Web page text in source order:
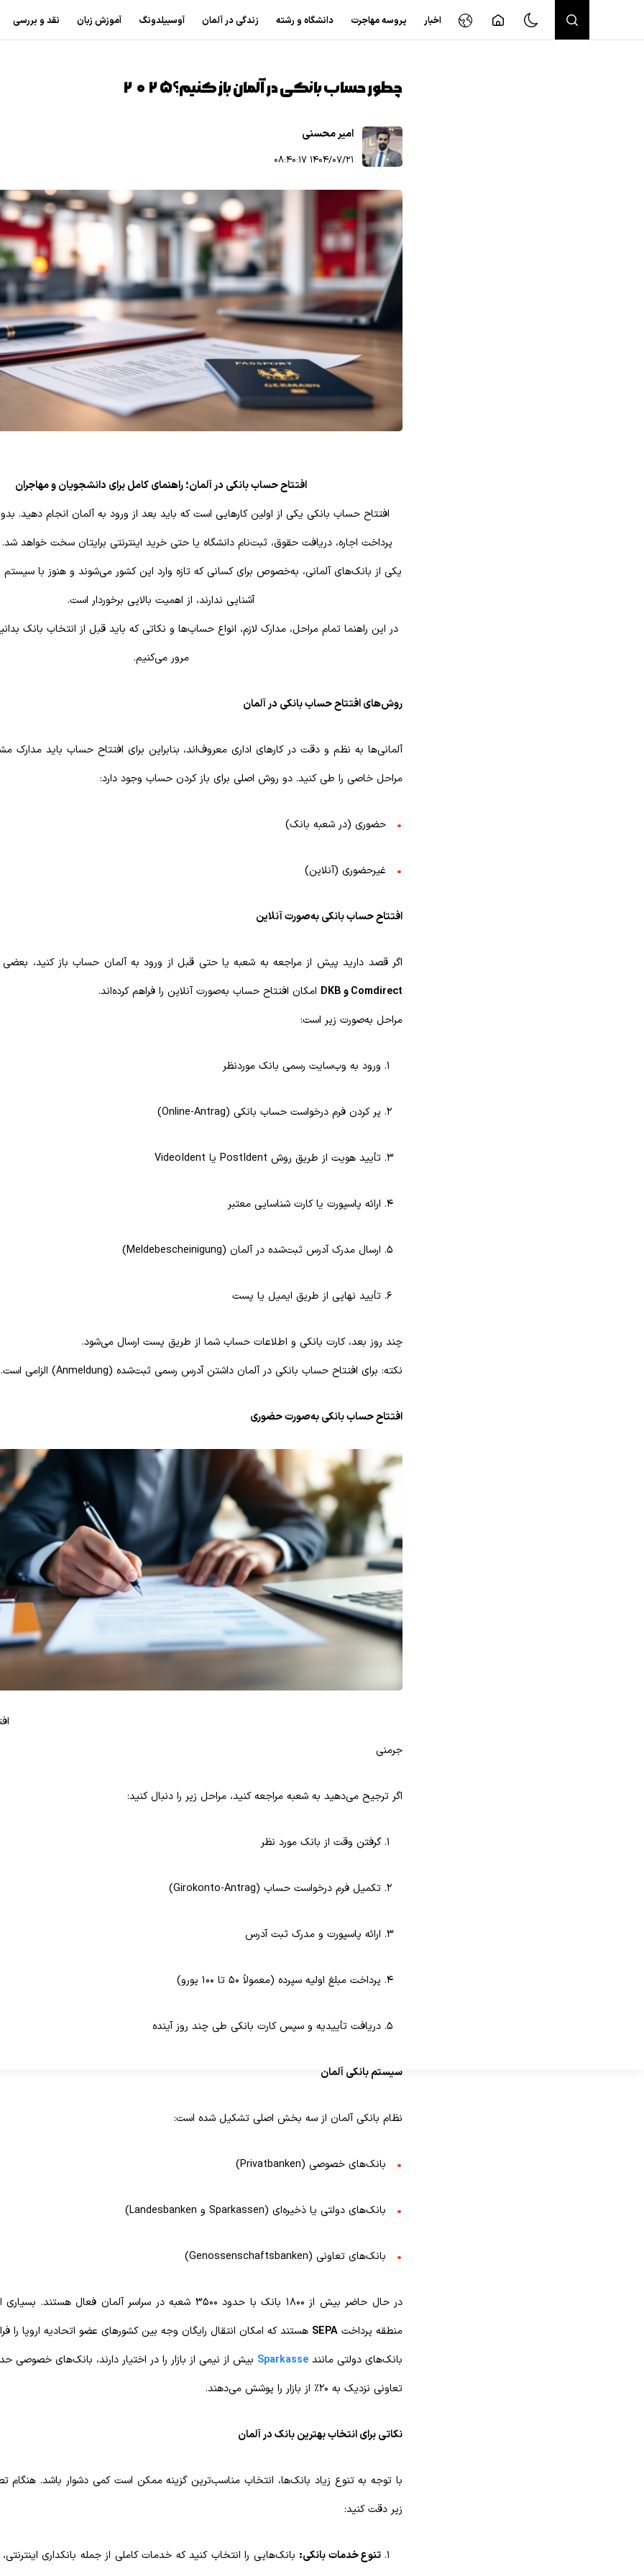
اخبار پروسه مهاجرت دانشگاه و رشته زندگی در آلمان آوسبیلدونگ آموزش زبان نقد و بررسی
چطور حساب بانکی در آلمان باز کنیم؟۲۰۲۵
امیر محسنی
۱۴۰۴/۰۷/۲۱ ۰۸:۴۰:۱۷
افتتاح حساب بانکی در آلمان؛ راهنمای کامل برای دانشجویان و مهاجران
افتتاح حساب بانکی یکی از اولین کارهایی است که باید بعد از ورود به آلمان انجام دهید.
پرداخت اجاره، دریافت حقوق، ثبت‌نام دانشگاه یا حتی خرید اینترنتی برایتان سخت خواهد
یکی از بانک‌های آلمانی، به‌خصوص برای کسانی که تازه وارد این کشور می‌شوند و هنوز با سیستم
آشنایی ندارند، از اهمیت بالایی برخوردار است.
در این راهنما تمام مراحل، مدارک لازم، انواع حساب‌ها و نکاتی که باید قبل از انتخاب بانک
مرور می‌کنیم.
روش‌های افتتاح حساب بانکی در آلمان
آلمانی‌ها به نظم و دقت در کارهای اداری معروف‌اند، بنابراین برای افتتاح حساب باید مدارک
مراحل خاصی را طی کنید. دو روش اصلی برای باز کردن حساب وجود دارد:
حضوری (در شعبه بانک)
غیرحضوری (آنلاین)
افتتاح حساب بانکی به‌صورت آنلاین
اگر قصد دارید پیش از مراجعه به شعبه یا حتی قبل از ورود به آلمان حساب باز کنید،
Comdirect و DKB
امکان افتتاح حساب به‌صورت آنلاین را فراهم کرده‌اند.
مراحل به‌صورت زیر است:
ورود به وب‌سایت رسمی بانک موردنظر
پر کردن فرم درخواست حساب بانکی (Online-Antrag)
تأیید هویت از طریق روش PostIdent یا VideoIdent
ارائه پاسپورت یا کارت شناسایی معتبر
ارسال مدرک آدرس ثبت‌شده در آلمان (Meldebescheinigung)
تأیید نهایی از طریق ایمیل یا پست
چند روز بعد، کارت بانکی و اطلاعات حساب شما از طریق پست ارسال می‌شود.
نکته: برای افتتاح حساب بانکی در آلمان داشتن آدرس رسمی ثبت‌شده (Anmeldung) الزامی است.
افتتاح حساب بانکی به‌صورت حضوری
افتتاح حساب _
جرمنی
اگر ترجیح می‌دهید به شعبه مراجعه کنید، مراحل زیر را دنبال کنید:
گرفتن وقت از بانک مورد نظر
تکمیل فرم درخواست حساب (Girokonto-Antrag)
ارائه پاسپورت و مدرک ثبت آدرس
پرداخت مبلغ اولیه سپرده (معمولاً ۵۰ تا ۱۰۰ یورو)
دریافت تأییدیه و سپس کارت بانکی طی چند روز آینده
سیستم بانکی آلمان
نظام بانکی آلمان از سه بخش اصلی تشکیل شده است:
بانک‌های خصوصی (Privatbanken)
بانک‌های دولتی یا ذخیره‌ای (Sparkassen و Landesbanken)
بانک‌های تعاونی (Genossenschaftsbanken)
در حال حاضر بیش از ۱۸۰۰ بانک با حدود ۳۵۰۰ شعبه در سراسر آلمان فعال
منطقه پرداخت SEPA هستند که امکان انتقال رایگان وجه بین کشورهای عضو اتحادیه اروپا را
بانک‌های دولتی مانند Sparkasse
تعاونی نزدیک به ۲۰٪ از بازار را پوشش می‌دهند.
نکاتی برای انتخاب بهترین بانک در آلمان
با توجه به تنوع زیاد بانک‌ها، انتخاب مناسب‌ترین گزینه ممکن است کمی دشوار باشد. هنگام
زیر دقت کنید:
تنوع خدمات بانکی: بانک‌هایی را انتخاب کنید که خدمات کاملی از جمله بانکداری